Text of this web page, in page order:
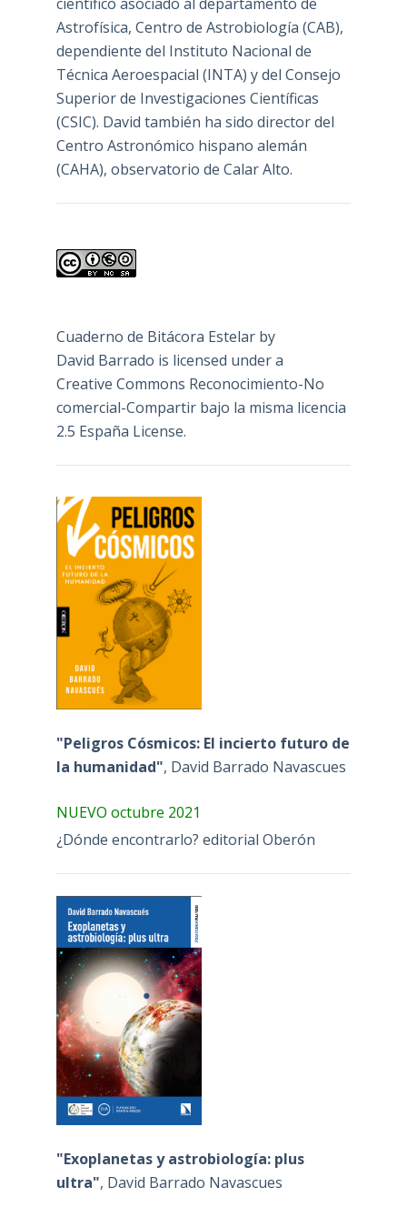
Astrofísica, Centro de Astrobiología (CAB),
dependiente del Instituto Nacional de
Técnica Aeroespacial (INTA) y del Consejo
Superior de Investigaciones Científicas
(CSIC). David también ha sido director del
Centro Astronómico hispano alemán
(CAHA), observatorio de Calar Alto.
Cuaderno de Bitácora Estelarby
David Barrado is licensed under a
Creative Commons Reconocimiento-No
comercial-Compartir bajo la misma licencia
2.5 España License.
"Peligros Cósmicos: El incierto futuro de
la humanidad", David Barrado Navascues
NUEVO octubre 2021
¿Dónde encontrarlo? editorial Oberón
"Exoplanetas y astrobiología: plus
ultra", David Barrado Navascues